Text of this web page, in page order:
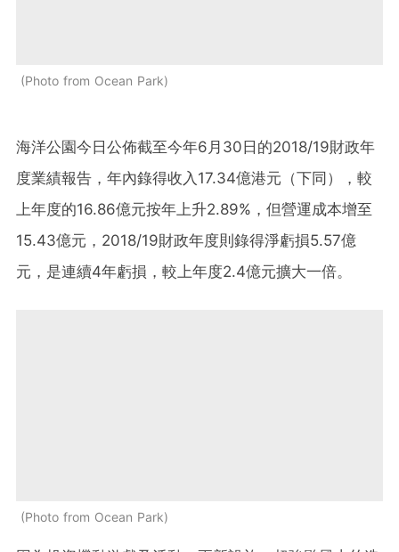
Photo from Ocean Park
海洋公園今日公佈截至今年6月30日的2018/19財政年
度業績報告，年內錄得收入17.34億港元（下同），較
上年度的16.86億元按年上升2.89%，但營運成本增至
15.43億元，2018/19財政年度則錄得淨虧損5.57億
元，是連續4年虧損，較上年度2.4億元擴大一倍。
Photo from Ocean Park